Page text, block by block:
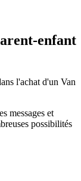
enfant
l'achat d'un Van
messages et
possibilités